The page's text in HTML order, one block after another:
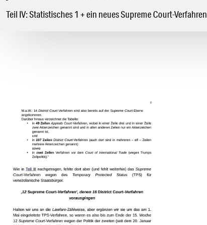
Teil IV: Statistisches 1 + ein neues Supreme Court-Verfahren